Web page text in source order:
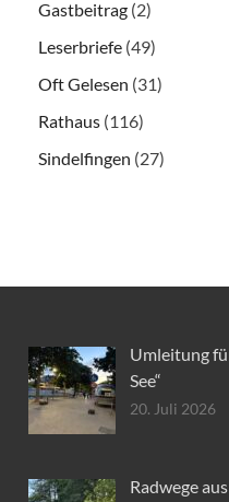
Gastbeitrag (2)
Leserbriefe (49)
Oft Gelesen (31)
Rathaus (116)
Sindelfingen (27)
Umleitung
See“
20. Juli 2026
Radwege